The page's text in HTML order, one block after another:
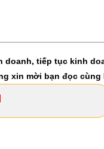
tiếp tục kinh
xin mời bạn đọc cùng